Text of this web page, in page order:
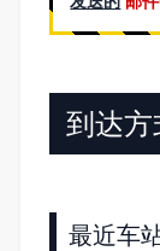
到达方
最近车